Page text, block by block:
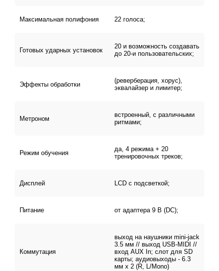
предусмотрен вход AUX In. С помощью входа AUX
воспроизводить midi файлы (только перкуссию)
и импортировать собственные библиотеки звуков
записать до 10 треков. А для записи вашего
выступления на ПК или Mac есть выход usb-midi.
Максимальная полифония 22 голоса;
Готовых ударных установок
20 и возможность создавать
до 20-и пользовательских;
Эффекты обработки
(реверберация, хорус),
эквалайзер и лимитер;
Метроном
встроенный, с различными
ритмами;
Режим обучения
да, 4 режима + 20
тренировочных треков;
Дисплей LCD с подсветкой;
Питание от адаптера 9 В (DC);
Коммутация
выход на наушники mini-jack
3.5 мм // выход USB-MIDI //
вход AUX In; слот для SD
карты; аудиовыходы - 6.3
мм x 2 (R, L/Mono)